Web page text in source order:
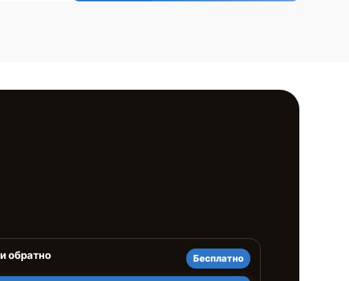
обратно Бесплатно